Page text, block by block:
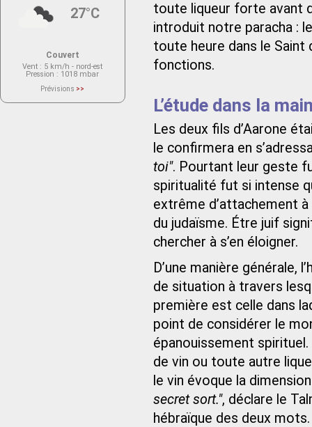
toute liqueur forte avant
introduit notre paracha :
toute heure dans le Saint
fonctions.
L’étude dans la
Les deux fils d’Aarone
le confirmera en
toi". Pourtant leur geste
spiritualité fut si intense
extrême d’attachement à
du judaïsme. Étre juif
chercher à s’en éloigner.
D’une manière
de situation à travers
première est celle dans
point de considérer le
épanouissement spirituel.
de vin ou toute autre
le vin évoque la
secret sort.", déclare le
hébraïque des deux
27°C
Couvert
Vent : 5 km/h - nord-est
Pression : 1018 mbar
Prévisions >>
actuellement aucune prévision